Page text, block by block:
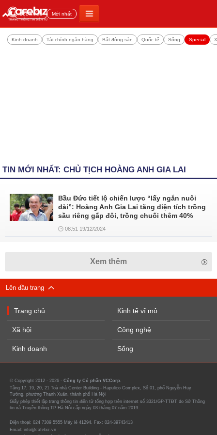
Đọc nhiều Mới nhất
Kinh doanh Tài chính ngân hàng Bất động sản Quốc tế Sống Special
TIN MỚI NHẤT: CHỦ TỊCH HOÀNG ANH GIA LAI
Bầu Đức tiết lộ chiến lược “lấy ngắn nuôi
dài”: Hoàng Anh Gia Lai tăng diện tích trồng
sầu riêng gấp đôi, trồng chuối thêm 40%
08:51 19/12/2024
Xem thêm
Lên đầu trang
Trang chủ
Xã hội
Kinh doanh
Kinh tế vĩ mô
Công nghệ
Sống
© Copyright 2012 - 2026 - Công ty Cổ phần VCCorp.
Tầng 17, 19, 20, 21 Toà nhà Center Building - Hapulico Complex, Số 01, phố Nguyễn Huy
Tưởng, phường Thanh Xuân, thành phố Hà Nội
Giấy phép thiết lập trang thông tin điện tử tổng hợp trên internet số 3321/GP-TTĐT do Sở Thông
tin và Truyền thông TP Hà Nội cấp ngày 03 tháng 07 năm 2019.
Điện thoại: 024 7309 5555 Máy lẻ 41294. Fax: 024-39743413
Email: info@cafebiz.vn